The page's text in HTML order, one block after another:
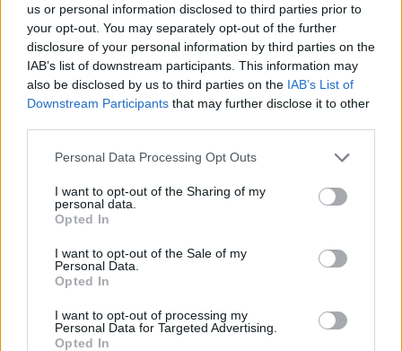
us or personal information disclosed to third parties prior to
your opt-out. You may separately opt-out of the further
disclosure of your personal information by third parties on the
IAB’s list of downstream participants. This information may
also be disclosed by us to third parties on the IAB’s List of
Downstream Participants that may further disclose it to other
Personal Data Processing Opt Outs
I want to opt-out of the Sharing of my
personal data.
Opted In
I want to opt-out of the Sale of my
Personal Data.
Opted In
I want to opt-out of processing my
Personal Data for Targeted Advertising.
Opted In
Επικοινωνία: tcau.conference@gmail.com
TAGS: ΚΟΙΝΩΝΙΑ